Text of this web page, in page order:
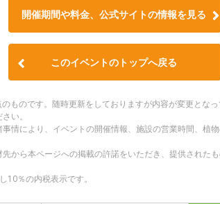
開催期間や料金、公式サイトの情報を見る
このイベントのトップへ戻る
ものです。随時更新をしておりますが内容が変更とな
い。
情により、イベントの開催情報、施設の営業時間、植
から本ページへの掲載の許諾をいただき、提供された
％の内税表示です。